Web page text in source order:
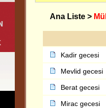
Ana Liste >
Kadir gecesi
Mevlid gecesi
Berat gecesi
Mirac gecesi